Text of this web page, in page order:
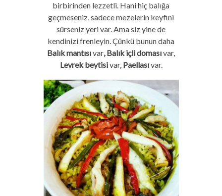
birbirinden lezzetli. Hani hiç balığa
geçmeseniz, sadece mezelerin keyfini
sürseniz yeri var. Ama siz yine de
kendinizi frenleyin. Çünkü bunun daha
Balık mantısıvar, Balık içli domasıvar,
Levrek beytisivar, Paellasıvar.